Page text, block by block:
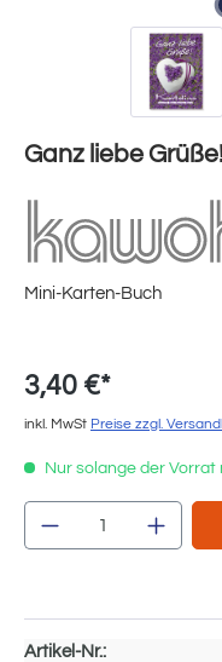
Ganz liebe
Mini-Karten-Buch
3,40 €*
inkl. MwSt Preise zzgl.
Nur solange der
Produkt
Artikel-Nr.: